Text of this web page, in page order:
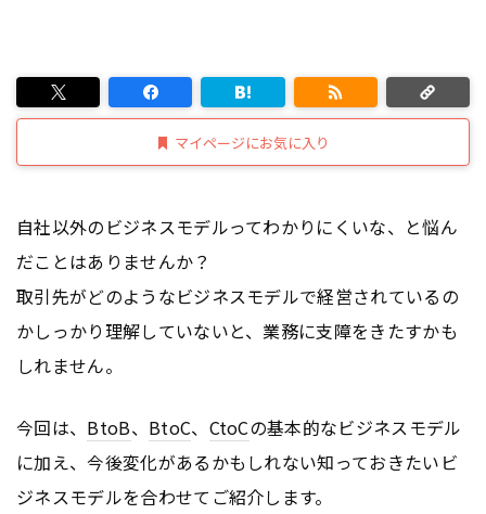
マイページにお気に入り
自社以外のビジネスモデルってわかりにくいな、と悩ん
だことはありませんか？
取引先がどのようなビジネスモデルで経営されているの
かしっかり理解していないと、業務に支障をきたすかも
しれません。
今回は、 BtoB、 BtoC、 CtoCの基本的なビジネスモデル
に加え、今後変化があるかもしれない知っておきたいビ
ジネスモデルを合わせてご紹介します。